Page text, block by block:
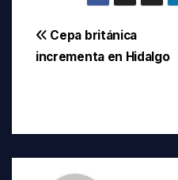
Navegación
Cepa británica
incrementa en Hidalgo